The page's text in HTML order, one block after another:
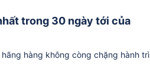
trong 30 ngày tới của
hàng không còng chặng hành